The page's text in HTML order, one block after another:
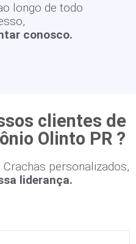
longo de todo
conosco.
clientes de
Olinto PR ?
personalizados,
liderança.